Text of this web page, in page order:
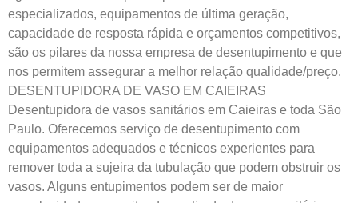
especializados, equipamentos de última geração,
capacidade de resposta rápida e orçamentos competitivos,
são os pilares da nossa empresa de desentupimento e que
nos permitem assegurar a melhor relação qualidade/preço.
DESENTUPIDORA DE VASO EM CAIEIRAS
Desentupidora de vasos sanitários em Caieiras e toda São
Paulo. Oferecemos serviço de desentupimento com
equipamentos adequados e técnicos experientes para
remover toda a sujeira da tubulação que podem obstruir os
vasos. Alguns entupimentos podem ser de maior